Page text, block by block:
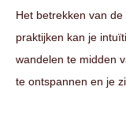
Het betrekken van
praktijken kan je
wandelen te midden
te ontspannen en je